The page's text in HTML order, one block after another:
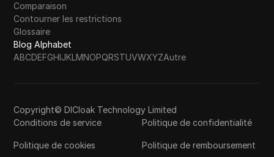
Comparaison
Contourner les restrictions
Glossaire
Blog Alphabet
ABCDEFGHIJKLMNOPQRSTUVWXYZAutre
Copyright© DICloak Technology Limited
Conditions de service
Politique de confidentialité
Politique de cookies Politique de remboursement